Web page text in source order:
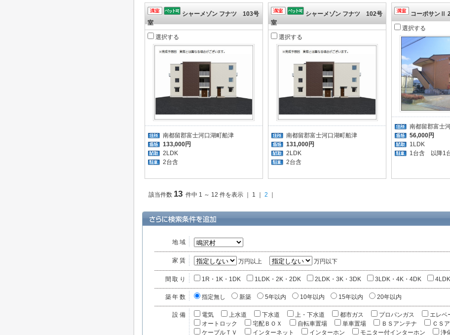
シャーメゾン フナツ 103号
室
選択する
南都留郡富士河口湖町船津
133,000円
2LDK
2台含
シャーメゾン フナツ 102号
室
選択する
南都留郡富士河口湖町船津
131,000円
2LDK
2台含
コーポサンⅡ
選択する
南都留郡富士
56,000円
1LDK
1台含 以降1
該当件数 13 件中 1 ～ 12 件を表示 ｜ 1 ｜ 2
地域
家賃 万円以上 万円以下
間取り 1R・1K・1DK 1LDK・2K・2DK 2LDK・3K・3DK 3LDK・4K・4DK
築年数 指定無し 新築 5年以内 10年以内 15年以内 20年以内
設備 電気 上水道 下水道 上・下水道 都市ガス プロパンガス
エレベ
オートロック
宅配ＢＯＸ 自転車置場 単車置場 ＢＳアンテナ
ＣＳ
ケーブルＴＶ
インターネット インターホン モニター付インターホン 浄